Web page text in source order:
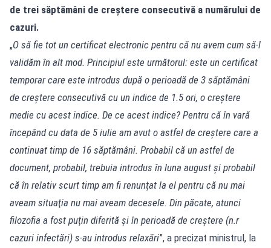
de trei săptămâni de creștere consecutivă a numărului de
cazuri.
„O să fie tot un certificat electronic pentru că nu avem cum să-l
validăm în alt mod. Principiul este următorul: este un certificat
temporar care este introdus după o perioadă de 3 săptămâni
de creștere consecutivă cu un indice de 1.5 ori, o creștere
medie cu acest indice. De ce acest indice? Pentru că în vară
începând cu data de 5 iulie am avut o astfel de creștere care a
continuat timp de 16 săptămâni. Probabil că un astfel de
document, probabil, trebuia introdus în luna august şi probabil
că în relativ scurt timp am fi renunţat la el pentru că nu mai
aveam situaţia nu mai aveam decesele. Din păcate, atunci
filozofia a fost puţin diferită şi în perioadă de creștere (n.r
cazuri infectări) s-au introdus relaxări”, a precizat ministrul, la